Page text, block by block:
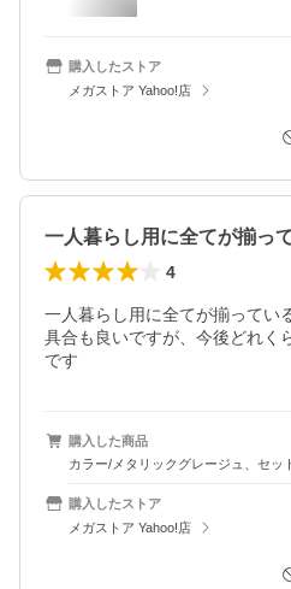
購入したストア
メガストア Yahoo!店
4
一人暮らし用に全てが揃ってい
具合も良いですが、今後どれく
です
購入した商品
カラー/メタリックグレージュ、セッ
購入したストア
メガストア Yahoo!店